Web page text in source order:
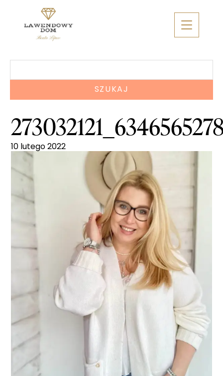
10 lutego 2022